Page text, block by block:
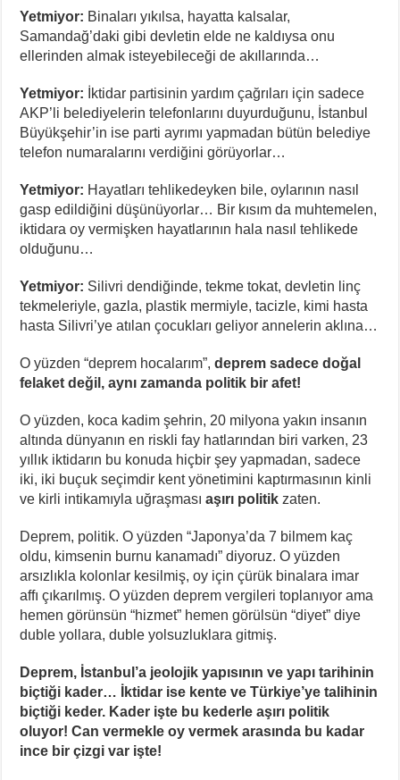
Yetmiyor: Binaları yıkılsa, hayatta kalsalar,
Samandağ’daki gibi devletin elde ne kaldıysa onu
ellerinden almak isteyebileceği de akıllarında…
Yetmiyor: İktidar partisinin yardım çağrıları için sadece
AKP’li belediyelerin telefonlarını duyurduğunu, İstanbul
Büyükşehir’in ise parti ayrımı yapmadan bütün belediye
telefon numaralarını verdiğini görüyorlar…
Yetmiyor: Hayatları tehlikedeyken bile, oylarının nasıl
gasp edildiğini düşünüyorlar… Bir kısım da muhtemelen,
iktidara oy vermişken hayatlarının hala nasıl tehlikede
olduğunu…
Yetmiyor: Silivri dendiğinde, tekme tokat, devletin linç
tekmeleriyle, gazla, plastik mermiyle, tacizle, kimi hasta
hasta Silivri’ye atılan çocukları geliyor annelerin aklına…
O yüzden “deprem hocalarım”,deprem sadece doğal
felaket değil, aynı zamanda politik bir afet!
O yüzden, koca kadim şehrin, 20 milyona yakın insanın
altında dünyanın en riskli fay hatlarından biri varken, 23
yıllık iktidarın bu konuda hiçbir şey yapmadan, sadece
iki, iki buçuk seçimdir kent yönetimini kaptırmasının kinli
ve kirli intikamıyla uğraşmasıaşırı politik zaten.
Deprem, politik. O yüzden “Japonya’da 7 bilmem kaç
oldu, kimsenin burnu kanamadı” diyoruz. O yüzden
arsızlıkla kolonlar kesilmiş, oy için çürük binalara imar
affı çıkarılmış. O yüzden deprem vergileri toplanıyor ama
hemen görünsün “hizmet” hemen görülsün “diyet” diye
duble yollara, duble yolsuzluklara gitmiş.
Deprem, İstanbul’a jeolojik yapısının ve yapı tarihinin
biçtiği kader… İktidar ise kente ve Türkiye’ye talihinin
biçtiği keder. Kader işte bu kederle aşırı politik
oluyor! Can vermekle oy vermek arasında bu kadar
ince bir çizgi var işte!